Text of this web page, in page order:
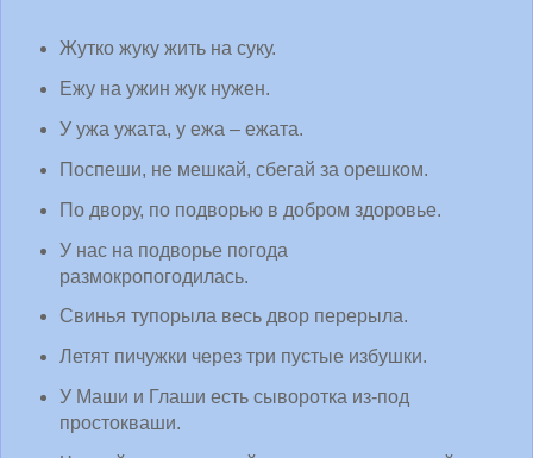
Жутко жуку жить на суку.
Ежу на ужин жук нужен.
У ужа ужата, у ежа – ежата.
Поспеши, не мешкай, сбегай за орешком.
По двору, по подворью в добром здоровье.
У нас на подворье погода
размокропогодилась.
Свинья тупорыла весь двор перерыла.
Летят пичужки через три пустые избушки.
У Маши и Глаши есть сыворотка из-под
простокваши.